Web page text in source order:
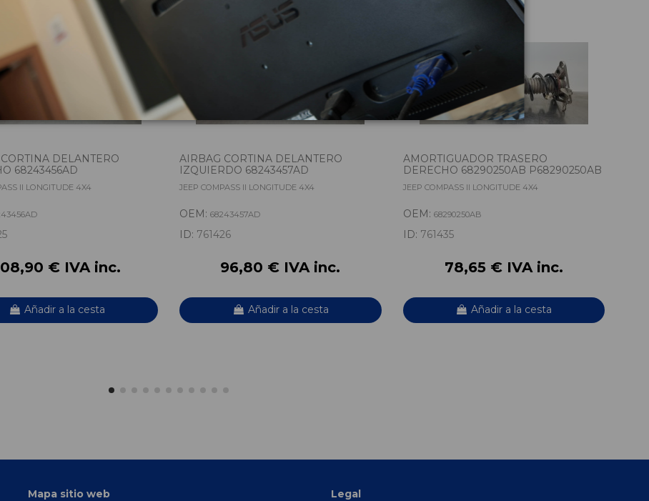
DELANTERO
68243456AD
II LONGITUDE 4X4
€ IVA inc.
Añadir a la cesta
AIRBAG CORTINA DELANTERO
IZQUIERDO 68243457AD
P68243457AD...
JEEP COMPASS II LONGITUDE 4X4
OEM: 68243457AD
ID: 761426
96,80 € IVA inc.
Añadir a la cesta
AMORTIGUADOR TRASERO
DERECHO 68290250AB P68290250AB
JEEP COMPASS II LONGITUDE 4X4
OEM: 68290250AB
ID: 761435
78,65 € IVA inc.
Añadir a la cesta
Mapa sitio web Legal